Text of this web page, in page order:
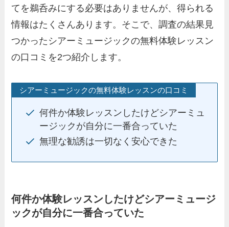
てを鵜呑みにする必要はありませんが、得られる
情報はたくさんあります。そこで、調査の結果見
つかったシアーミュージックの無料体験レッスン
の口コミを2つ紹介します。
シアーミュージックの無料体験レッスンの口コミ
何件か体験レッスンしたけどシアーミュ
ージックが自分に一番合っていた
無理な勧誘は一切なく安心できた
何件か体験レッスンしたけどシアーミュージ
ックが自分に一番合っていた